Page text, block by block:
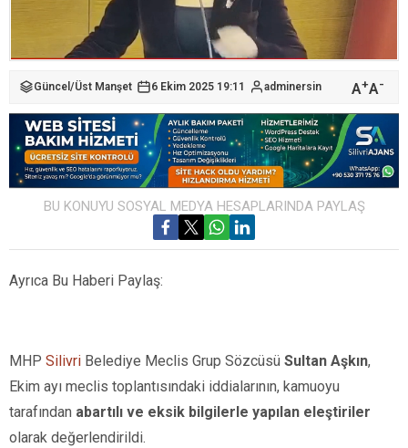
Güncel /Üst Manşet 6 Ekim 2025 19:11 adminersin A+A-
BU KONUYU SOSYAL MEDYA HESAPLARINDA PAYLAŞ
Ayrıca Bu Haberi Paylaş:
MHP Silivri Belediye Meclis Grup Sözcüsü Sultan Aşkın,
Ekim ayı meclis toplantısındaki iddialarının, kamuoyu
tarafından abartılı ve eksik bilgilerle yapılan eleştiriler
olarak değerlendirildi.